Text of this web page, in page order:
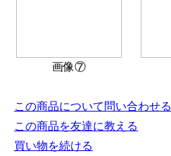
画像⑦
この商品について問い合わせる
この商品を友達に教える
買い物を続ける